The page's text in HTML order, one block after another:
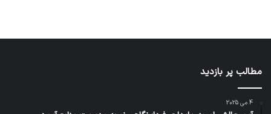
مطالب پر بازدید
4 می 2025